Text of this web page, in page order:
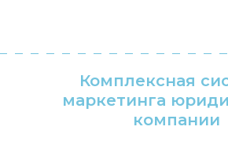
Комплексная
маркетинга
компании